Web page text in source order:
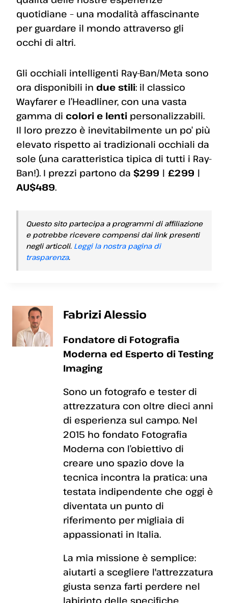
quotidiane – una modalità affascinante
per guardare il mondo attraverso gli
occhi di altri.
Gli occhiali intelligenti Ray-Ban/Meta sono
ora disponibili in due stili: il classico
Wayfarer e l’Headliner, con una vasta
gamma di colori e lenti personalizzabili.
Il loro prezzo è inevitabilmente un po’ più
elevato rispetto ai tradizionali occhiali da
sole (una caratteristica tipica di tutti i Ray-
Ban!). I prezzi partono da $299 | £299 |
AU$489.
Questo sito partecipa a programmi di affiliazione
e potrebbe ricevere compensi dai link presenti
negli articoli. Leggi la nostra pagina di
trasparenza.
Fabrizi Alessio
Fondatore di Fotografia
Moderna ed Esperto di Testing
Imaging
Sono un fotografo e tester di
attrezzatura con oltre dieci anni
di esperienza sul campo. Nel
2015 ho fondato Fotografia
Moderna con l’obiettivo di
creare uno spazio dove la
tecnica incontra la pratica: una
testata indipendente che oggi è
diventata un punto di
riferimento per migliaia di
appassionati in Italia.
La mia missione è semplice:
aiutarti a scegliere l'attrezzatura
giusta senza farti perdere nel
labirinto delle specifiche